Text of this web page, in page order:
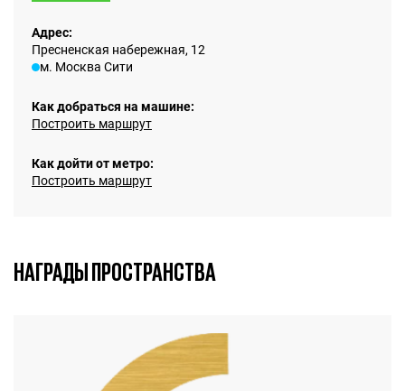
Адрес:
Пресненская набережная, 12
м. Москва Сити
Как добраться на машине:
Построить маршрут
Как дойти от метро:
Построить маршрут
НАГРАДЫ ПРОСТРАНСТВА